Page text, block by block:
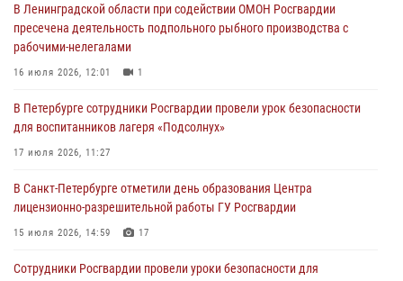
В Центральном районе росгвардейцы оперативно задержали
хулигана, стрелявшего из пускового устройства рядом с жилыми
домами
06 августа 2026, 11:36
Сотрудники и военнослужащие Росгвардии обеспечили
правопорядок при проведении матча "Зенит" - "Балтика"
06 августа 2026, 07:30
В Выборгском районе наряд Росгвардии обнаружил
разыскиваемый преступный автотранспорт
05 августа 2026, 12:25 2
Петербургские росгвардейцы обнаружили объявленный в розыск
В Ленинградской области при содействии ОМОН Росгвардии
пресечена деятельность подпольного рыбного производства с
рабочими-нелегалами
16 июля 2026, 12:01 1
В Петербурге сотрудники Росгвардии провели урок безопасности
для воспитанников лагеря «Подсолнух»
17 июля 2026, 11:27
В Санкт-Петербурге отметили день образования Центра
лицензионно-разрешительной работы ГУ Росгвардии
15 июля 2026, 14:59 17
Сотрудники Росгвардии провели уроки безопасности для